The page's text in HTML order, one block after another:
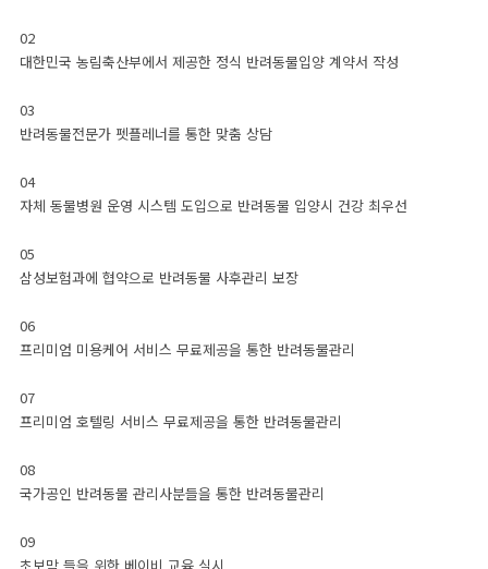
경기 본점1688-1728
김포지점 인천지점 일산지점 파주지점 하남지점
전화걸기
02
대한민국 농림축산부에서 제공한 정식 반려동물입양 계약서 작성
03
반려동물전문가 펫플레너를 통한 맞춤 상담
04
자체 동물병원 운영 시스템 도입으로 반려동물 입양시 건강 최우선
05
삼성보험과에 협약으로 반려동물 사후관리 보장
06
프리미엄 미용케어 서비스 무료제공을 통한 반려동물관리
07
프리미엄 호텔링 서비스 무료제공을 통한 반려동물관리
08
국가공인 반려동물 관리사분들을 통한 반려동물관리
09